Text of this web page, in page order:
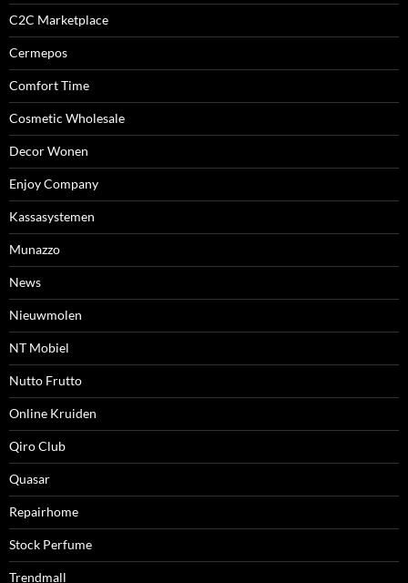
C2C Marketplace
Cermepos
Comfort Time
Cosmetic Wholesale
Decor Wonen
Enjoy Company
Kassasystemen
Munazzo
News
Nieuwmolen
NT Mobiel
Nutto Frutto
Online Kruiden
Qiro Club
Quasar
Repairhome
Stock Perfume
Trendmall